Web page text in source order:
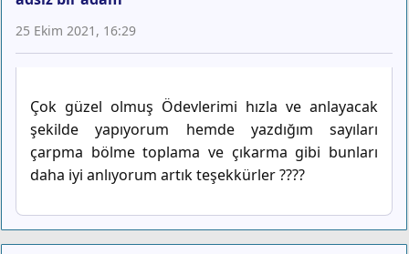
25 Ekim 2021, 16:29
Çok güzel olmuş Ödevlerimi hızla ve anlayacak
şekilde yapıyorum hemde yazdığım sayıları
çarpma bölme toplama ve çıkarma gibi bunları
daha iyi anlıyorum artık teşekkürler ????